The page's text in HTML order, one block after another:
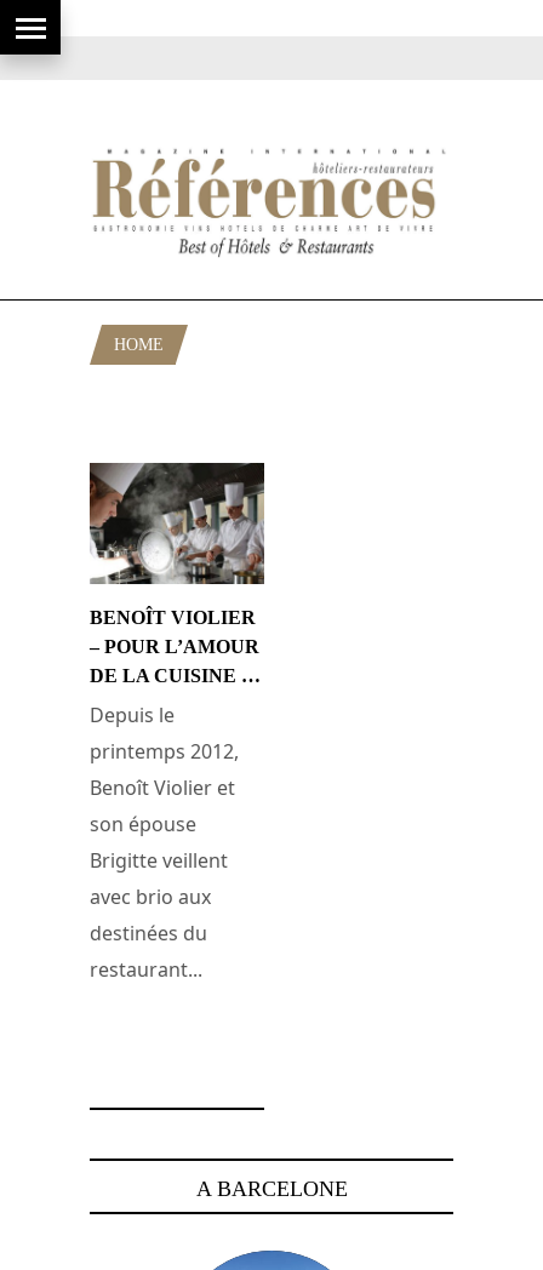
HOME
BENOÎT VIOLIER
– POUR L’AMOUR
DE LA CUISINE …
Depuis le
printemps 2012,
Benoît Violier et
son épouse
Brigitte veillent
avec brio aux
destinées du
restaurant...
A BARCELONE